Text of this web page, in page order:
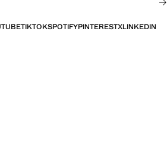
TIKTOKSPOTIFYPINTERESTXLINKEDIN